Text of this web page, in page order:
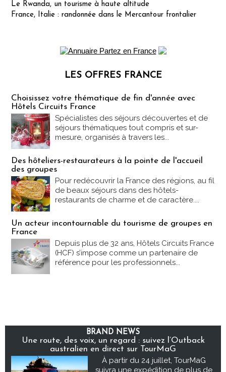
Le Rwanda, un tourisme à haute altitude
France, Italie : randonnée dans le Mercantour frontalier
LES OFFRES FRANCE
Choisissez votre thématique de fin d'année avec
Hôtels Circuits France
Spécialistes des séjours découvertes et de
séjours thématiques tout compris et sur-
mesure, organisés à travers les...
Des hôteliers-restaurateurs à la pointe de l'accueil
des groupes
Pour redécouvrir la France des régions, au fil
de beaux séjours dans des hôtels-
restaurants de charme et de caractère....
Un acteur incontournable du tourisme de groupes en
France
Depuis plus de 32 ans, Hôtels Circuits France
(HCF) s’impose comme un partenaire de
référence pour les professionnels...
BRAND NEWS
Une route, des voix, un regard : suivez l’Outback
australien en direct sur TourMaG
À partir du 24 juillet, TourMaG
suivra une expédition de plus de